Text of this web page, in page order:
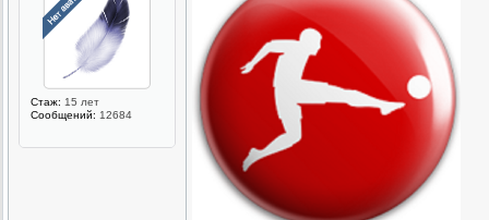
Стаж: 15 лет
Сообщений: 12684